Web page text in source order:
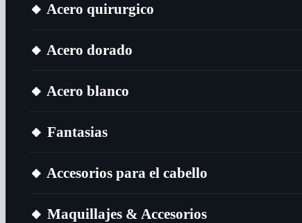
🔸​ Acero quirurgico
🔸​ Acero dorado
🔸​ Acero blanco
🔸​ Fantasias
🔸​ Accesorios para el cabello
🔸​ Maquillajes & Accesorios